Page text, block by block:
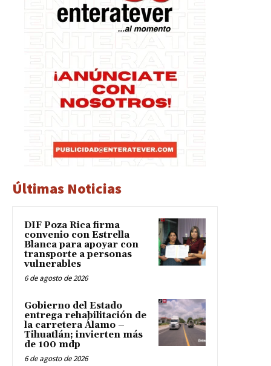
Últimas Noticias
DIF Poza Rica firma
convenio con Estrella
Blanca para apoyar con
transporte a personas
vulnerables
6 de agosto de 2026
Gobierno del Estado
entrega rehabilitación de
la carretera Álamo –
Tihuatlán; invierten más
de 100 mdp
6 de agosto de 2026